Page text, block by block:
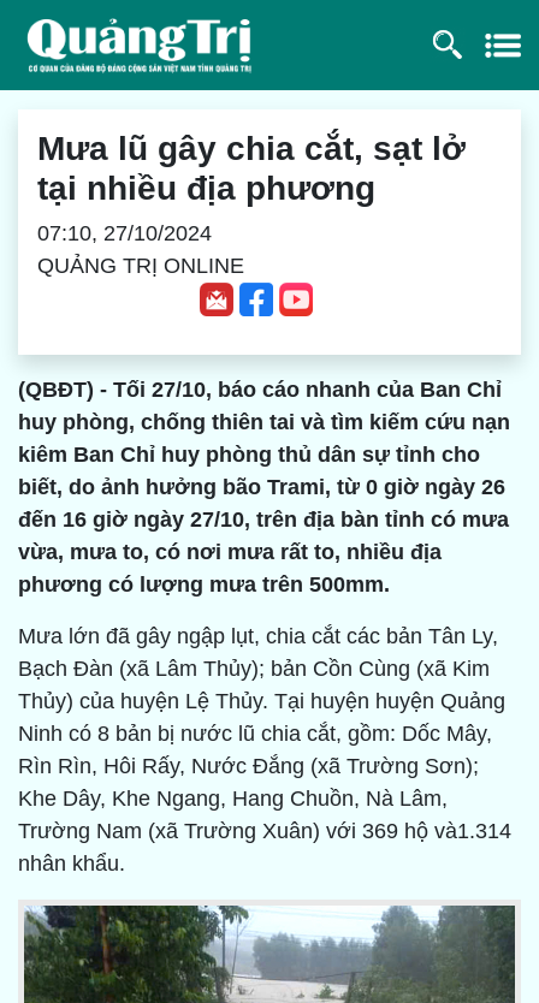
Mưa lũ gây chia cắt, sạt lở
tại nhiều địa phương
07:10, 27/10/2024
QUẢNG TRỊ ONLINE
(QBĐT) - Tối 27/10, báo cáo nhanh của Ban Chỉ
huy phòng, chống thiên tai và tìm kiếm cứu nạn
kiêm Ban Chỉ huy phòng thủ dân sự tỉnh cho
biết, do ảnh hưởng bão Trami, từ 0 giờ ngày 26
đến 16 giờ ngày 27/10, trên địa bàn tỉnh có mưa
vừa, mưa to, có nơi mưa rất to, nhiều địa
phương có lượng mưa trên 500mm.
Mưa lớn đã gây ngập lụt, chia cắt các bản Tân Ly,
Bạch Đàn (xã Lâm Thủy); bản Cồn Cùng (xã Kim
Thủy) của huyện Lệ Thủy. Tại huyện huyện Quảng
Ninh có 8 bản bị nước lũ chia cắt, gồm: Dốc Mây,
Rìn Rìn, Hôi Rấy, Nước Đắng (xã Trường Sơn);
Khe Dây, Khe Ngang, Hang Chuồn, Nà Lâm,
Trường Nam (xã Trường Xuân) với 369 hộ và1.314
nhân khẩu.